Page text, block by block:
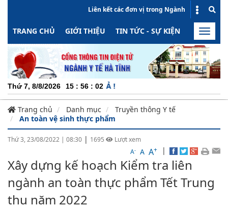
Liên kết các đơn vị trong Ngành
TRANG CHỦ GIỚI THIỆU TIN TỨC - SỰ KIỆN HOẠT
Toggle
Thứ 7, 8/8/2026 15 : 56 : 02
Trang chủ Danh mục
Truyền thông Y tế
An toàn vệ sinh thực phẩm
Thứ 3, 23/08/2022 | 08:30 | 1695
Lượt xem
A- A A+ |
Xây dựng kế hoạch Kiểm tra liên
ngành an toàn thực phẩm Tết Trung
thu năm 2022